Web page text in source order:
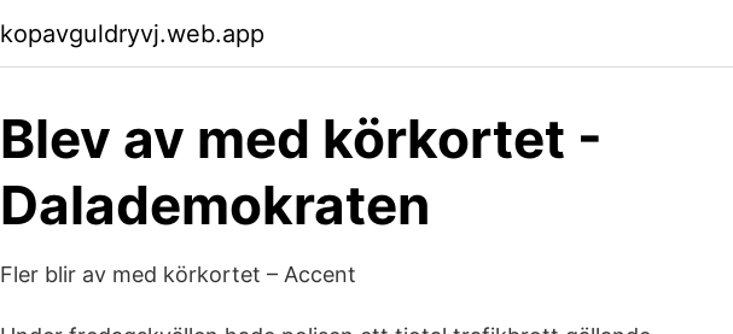
kopavguldryvj.web.app
Blev av med körkortet -
Dalademokraten
Fler blir av med körkortet – Accent